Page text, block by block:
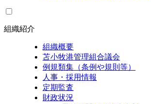
組織紹介
組織概要
苫小牧港管理組合議会
例規類集（条例や規則等）
人事・採用情報
定期監査
財政状況